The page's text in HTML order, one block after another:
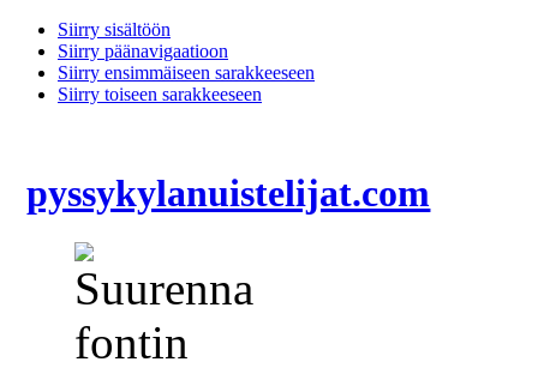
Siirry sisältöön
Siirry päänavigaatioon
Siirry ensimmäiseen sarakkeeseen
Siirry toiseen sarakkeeseen
pyssykylanuistelijat.com